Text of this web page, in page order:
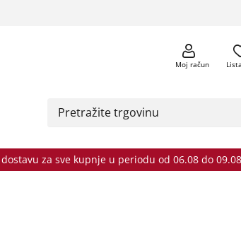
Moj račun
za sve kupnje u periodu od 06.08 do